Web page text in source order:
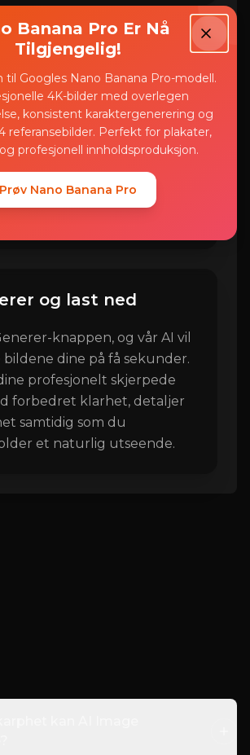
alternativer
skarphetsstyrke eller
områder som skal forbedres
ansikter', 'forbedre tekst',
Du kan også justere
og visningsinnstillinger for
og last ned
knappen, og vår AI vil
bildene dine på få sekunder.
profesjonelt skjerpede
forbedret klarhet, detaljer
samtidig som du
et naturlig utseende.
Banana Pro Er Nå
Tilgjengelig!
til Googles Nano Banana Pro-modell.
4K-bilder med overlegen
konsistent karaktergenerering og
referansebilder. Perfekt for plakater,
profesjonell innholdsproduksjon.
Prøv Nano Banana Pro